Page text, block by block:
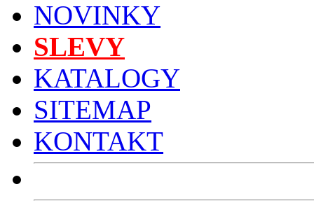
NOVINKY
SLEVY
KATALOGY
SITEMAP
KONTAKT